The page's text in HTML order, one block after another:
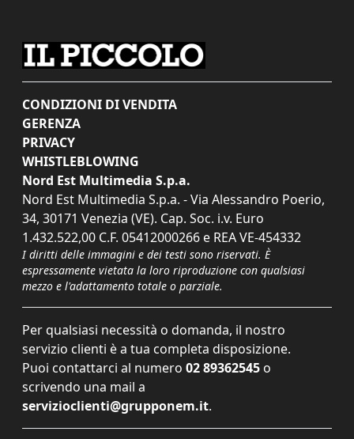
CONDIZIONI DI VENDITA
GERENZA
PRIVACY
WHISTLEBLOWING
Nord Est Multimedia S.p.a.
Nord Est Multimedia S.p.a. - Via Alessandro Poerio,
34, 30171 Venezia (VE). Cap. Soc. i.v. Euro
1.432.522,00 C.F. 05412000266 e REA VE-454332
I diritti delle immagini e dei testi sono riservati. È
espressamente vietata la loro riproduzione con qualsiasi
mezzo e l'adattamento totale o parziale.
Per qualsiasi necessità o domanda, il nostro
servizio clienti è a tua completa disposizione.
Puoi contattarci al numero 02 89362545 o
scrivendo una mail a
servizioclienti@grupponem.it.